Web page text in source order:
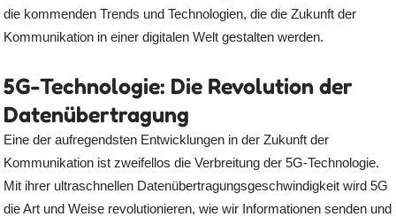
die kommenden Trends und Technologien, die die Zukunft der
Kommunikation in einer digitalen Welt gestalten werden.
5G-Technologie: Die Revolution der
Datenübertragung
Eine der aufregendsten Entwicklungen in der Zukunft der
Kommunikation ist zweifellos die Verbreitung der 5G-Technologie.
Mit ihrer ultraschnellen Datenübertragungsgeschwindigkeit wird 5G
die Art und Weise revolutionieren, wie wir Informationen senden und